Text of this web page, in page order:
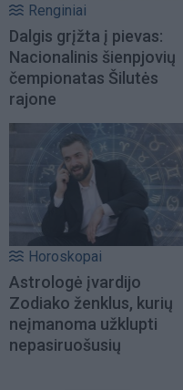
Renginiai
Dalgis grįžta į pievas:
Nacionalinis šienpjovių
čempionatas Šilutės
rajone
Horoskopai
Astrologė įvardijo
Zodiako ženklus, kurių
neįmanoma užklupti
nepasiruošusių